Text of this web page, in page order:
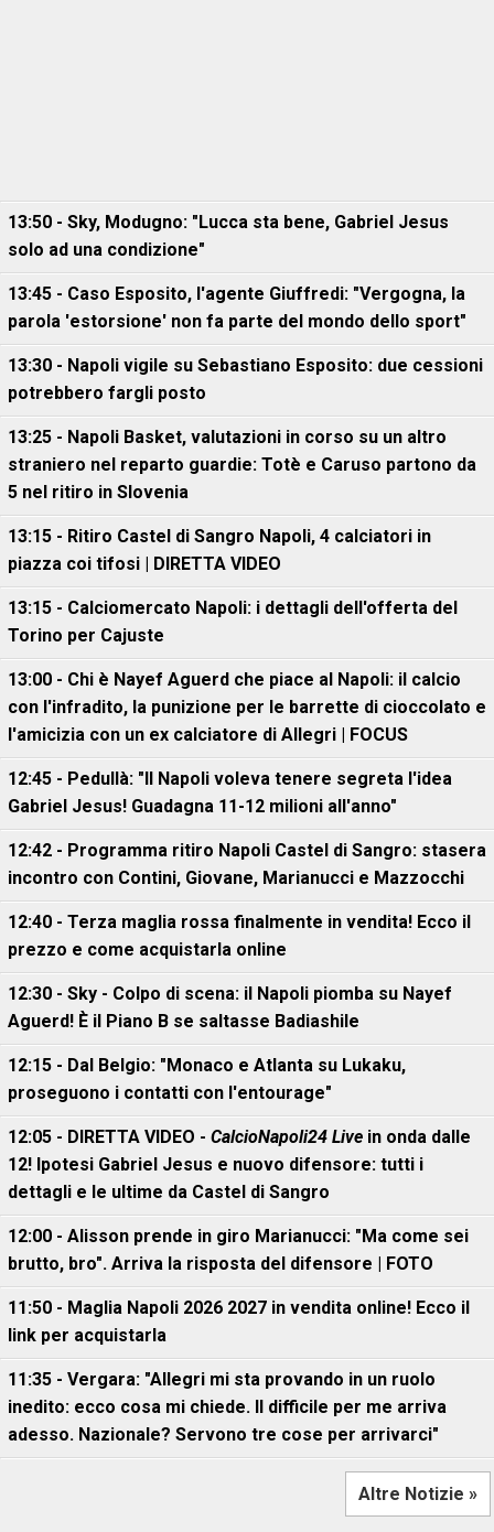
13:50 - Sky, Modugno: "Lucca sta bene, Gabriel Jesus
solo ad una condizione"
13:45 - Caso Esposito, l'agente Giuffredi: "Vergogna, la
parola 'estorsione' non fa parte del mondo dello sport"
13:30 - Napoli vigile su Sebastiano Esposito: due cessioni
potrebbero fargli posto
13:25 - Napoli Basket, valutazioni in corso su un altro
straniero nel reparto guardie: Totè e Caruso partono da
5 nel ritiro in Slovenia
13:15 - Ritiro Castel di Sangro Napoli, 4 calciatori in
piazza coi tifosi | DIRETTA VIDEO
13:15 - Calciomercato Napoli: i dettagli dell'offerta del
Torino per Cajuste
13:00 - Chi è Nayef Aguerd che piace al Napoli: il calcio
con l'infradito, la punizione per le barrette di cioccolato e
l'amicizia con un ex calciatore di Allegri | FOCUS
12:45 - Pedullà: "Il Napoli voleva tenere segreta l'idea
Gabriel Jesus! Guadagna 11-12 milioni all'anno"
12:42 - Programma ritiro Napoli Castel di Sangro: stasera
incontro con Contini, Giovane, Marianucci e Mazzocchi
12:40 - Terza maglia rossa finalmente in vendita! Ecco il
prezzo e come acquistarla online
12:30 - Sky - Colpo di scena: il Napoli piomba su Nayef
Aguerd! È il Piano B se saltasse Badiashile
12:15 - Dal Belgio: "Monaco e Atlanta su Lukaku,
proseguono i contatti con l'entourage"
12:05 - DIRETTA VIDEO - CalcioNapoli24 Live in onda dalle
12! Ipotesi Gabriel Jesus e nuovo difensore: tutti i
dettagli e le ultime da Castel di Sangro
12:00 - Alisson prende in giro Marianucci: "Ma come sei
brutto, bro". Arriva la risposta del difensore | FOTO
11:50 - Maglia Napoli 2026 2027 in vendita online! Ecco il
link per acquistarla
11:35 - Vergara: "Allegri mi sta provando in un ruolo
inedito: ecco cosa mi chiede. Il difficile per me arriva
adesso. Nazionale? Servono tre cose per arrivarci"
Altre Notizie »